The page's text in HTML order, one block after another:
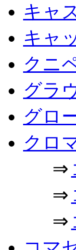
キャ
キャ
クニ
グラ
グロ
クロ
⇒
⇒
⇒